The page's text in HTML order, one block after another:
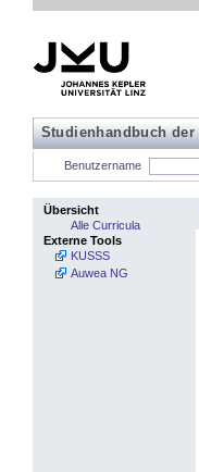
Studienhandbuch der
Benutzername
Übersicht
Alle Curricula
Externe Tools
KUSSS
Auwea NG